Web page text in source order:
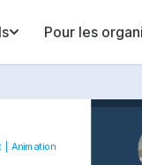
Pour les
| Animation